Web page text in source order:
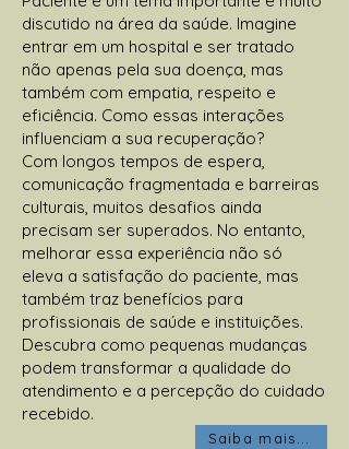
discutido na área da saúde. Imagine
entrar em um hospital e ser tratado
não apenas pela sua doença, mas
também com empatia, respeito e
eficiência. Como essas interações
influenciam a sua recuperação?
Com longos tempos de espera,
comunicação fragmentada e barreiras
culturais, muitos desafios ainda
precisam ser superados. No entanto,
melhorar essa experiência não só
eleva a satisfação do paciente, mas
também traz benefícios para
profissionais de saúde e instituições.
Descubra como pequenas mudanças
podem transformar a qualidade do
atendimento e a percepção do cuidado
recebido.
Saiba mais...